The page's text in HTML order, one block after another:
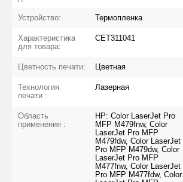
Устройство: Термопленка
Характеристика
для товара:
CET311041
Цветность печати: Цветная
Технология
печати :
Лазерная
Область
применения :
HP: Color LaserJet Pro
MFP M479fnw, Color
LaserJet Pro MFP
M479fdw, Color LaserJet
Pro MFP M479dw, Color
LaserJet Pro MFP
M477fnw, Color LaserJet
Pro MFP M477fdw, Color